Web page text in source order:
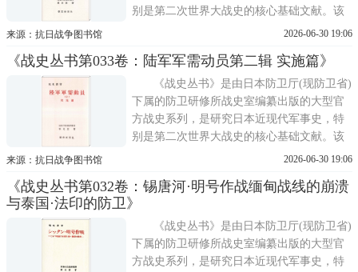
别是第二次世界大战史的核心基础文献。该
丛书的编纂工作始于1955年，正值日本战后
于系统整理与保存旧日军遗留的大量原始档
案，包括作战命令、电报、日志、报告等，
避免战争记忆散佚;同
来源：抗日战争图书馆 2026-06-30 19:06
《战史丛书第033卷：陆军军需动员第二辑 实施篇》
《战史丛书》是由日本防卫厅(现防卫省)
下属的防卫研修所战史室编纂出版的大型官
方战史系列，是研究日本近现代军事史，特
别是第二次世界大战史的核心基础文献。该
丛书的编纂工作始于1955年，正值日本战后
于系统整理与保存旧日军遗留的大量原始档
案，包括作战命令、电报、日志、报告等，
避免战争记忆散佚;同
来源：抗日战争图书馆 2026-06-30 19:06
《战史丛书第032卷：锡唐河·明号作战缅甸战线的崩溃
与泰国·法印的防卫》
《战史丛书》是由日本防卫厅(现防卫省)
下属的防卫研修所战史室编纂出版的大型官
方战史系列，是研究日本近现代军事史，特